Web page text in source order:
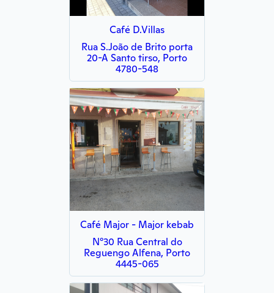
Café D.Villas
Rua S.João de Brito porta
20-A Santo tirso, Porto
4780-548
Café Major - Major kebab
N°30 Rua Central do
Reguengo Alfena, Porto
4445-065